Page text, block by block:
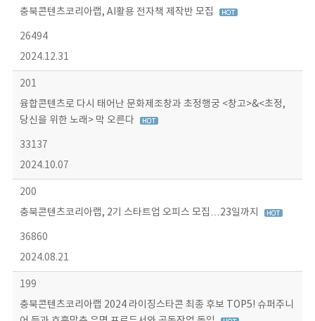
충북콘텐츠코리아랩, AI활용 전자책 제작반 모집
26494
2024.12.31
201
융합콘텐츠로 다시 태어난 문화제조창과 초정행궁 <창고>&<초정,
당신을 위한 노래> 막 오른다
33137
2024.10.07
200
충북콘텐츠코리아랩, 2기 스타트업 오피스 모집…23일까지
36860
2024.08.21
199
충북콘텐츠코리아랩 2024 라이징스타콘 최종 후보 TOP5! 슈퍼주니